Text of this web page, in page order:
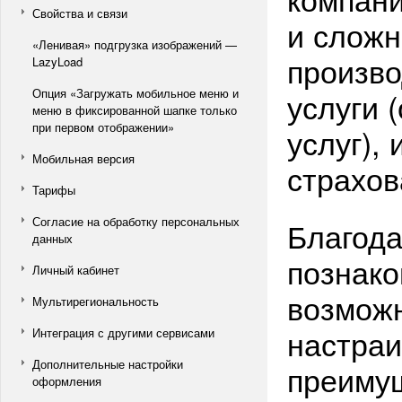
Свойства и связи
«Ленивая» подгрузка изображений —
LazyLoad
Опция «Загружать мобильное меню и
меню в фиксированной шапке только
при первом отображении»
Мобильная версия
Тарифы
Согласие на обработку персональных
данных
Личный кабинет
Мультирегиональность
Интеграция с другими сервисами
Дополнительные настройки
оформления
и
услуги
услуг),